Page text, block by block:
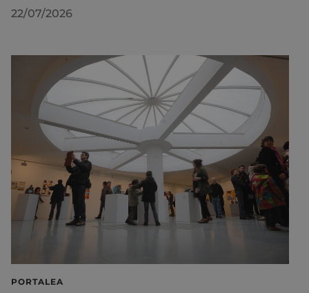
22/07/2026
PORTALEA